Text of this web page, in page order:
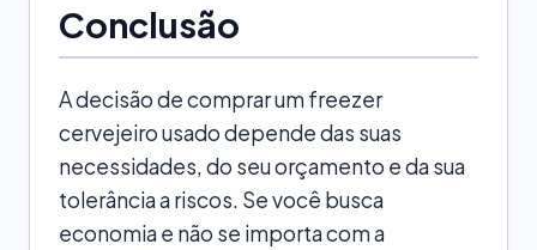
Conclusão
A decisão de comprar um freezer
cervejeiro usado depende das suas
necessidades, do seu orçamento e da sua
tolerância a riscos. Se você busca
economia e não se importa com a